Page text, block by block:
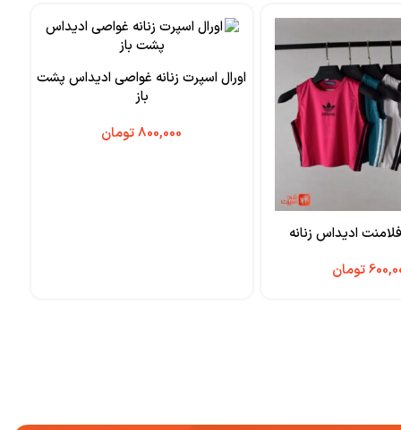
ادیداس زنانه
تومان
اورال اسپرت زنانه غواصی ادیداس پشت
باز
تومان